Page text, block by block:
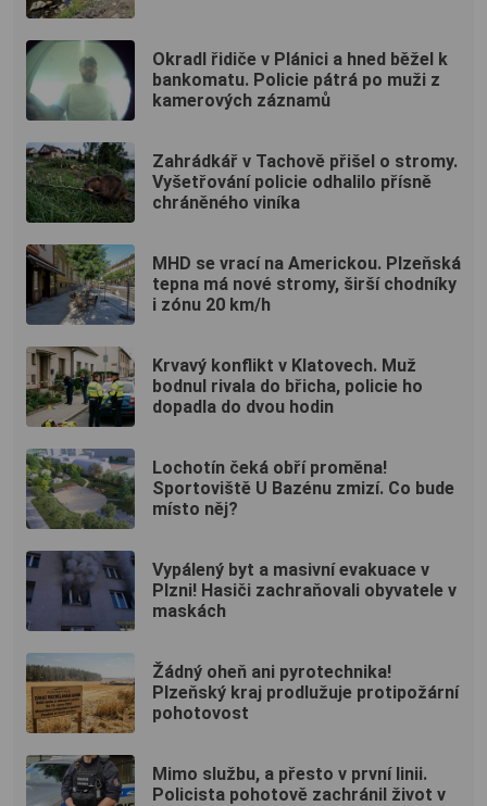
Okradl řidiče v Plánici a hned běžel k
bankomatu. Policie pátrá po muži z
kamerových záznamů
Zahrádkář v Tachově přišel o stromy.
Vyšetřování policie odhalilo přísně
chráněného viníka
MHD se vrací na Americkou. Plzeňská
tepna má nové stromy, širší chodníky
i zónu 20 km/h
Krvavý konflikt v Klatovech. Muž
bodnul rivala do břicha, policie ho
dopadla do dvou hodin
Lochotín čeká obří proměna!
Sportoviště U Bazénu zmizí. Co bude
místo něj?
Vypálený byt a masivní evakuace v
Plzni! Hasiči zachraňovali obyvatele v
maskách
Žádný oheň ani pyrotechnika!
Plzeňský kraj prodlužuje protipožární
pohotovost
Mimo službu, a přesto v první linii.
Policista pohotově zachránil život v